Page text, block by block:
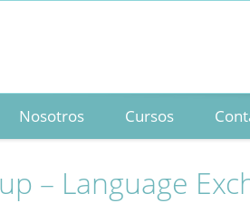
Nosotros Cursos
– Language